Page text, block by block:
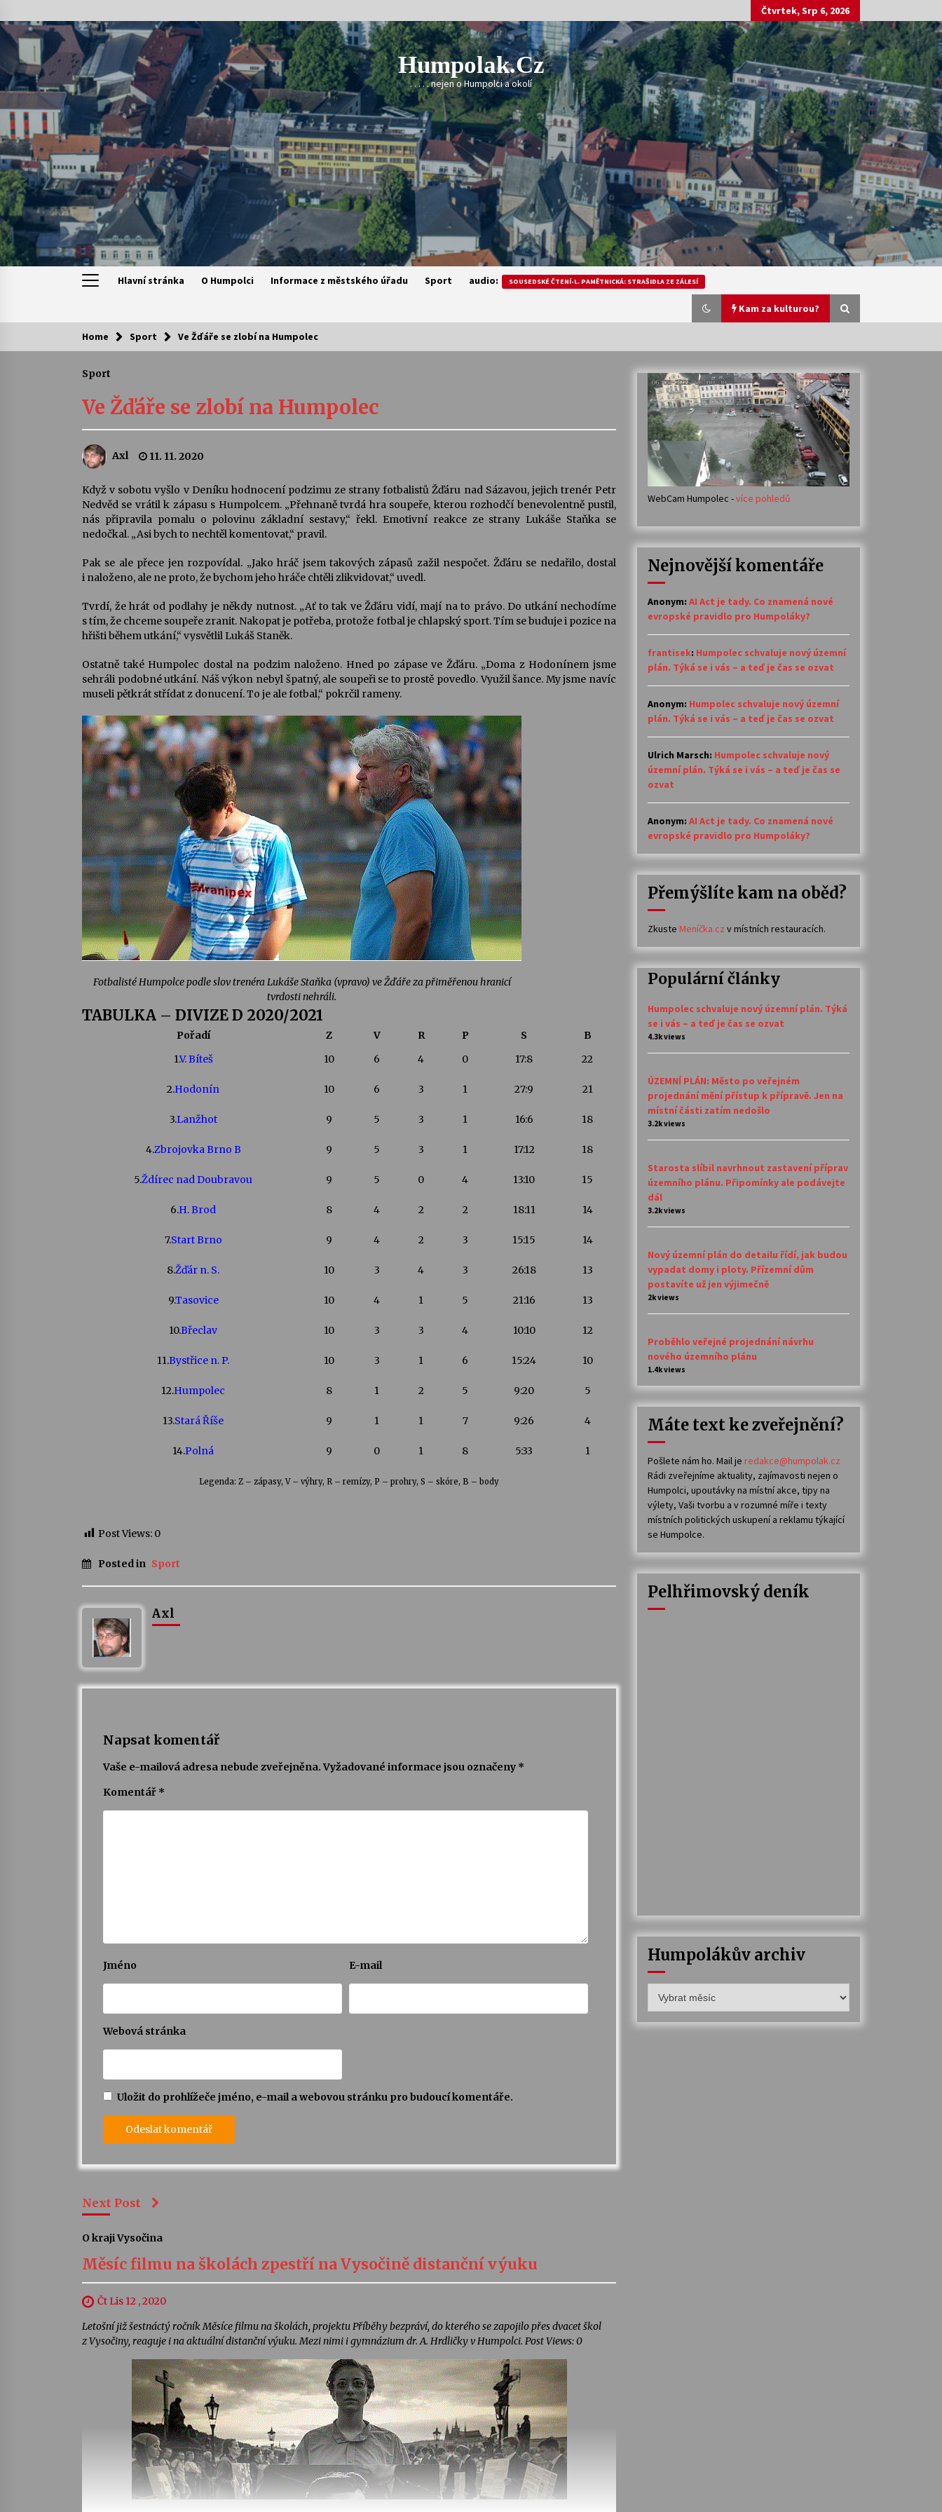
to
content
Čtvrtek, Srp 6, 2026
Humpolak.cz
. . . . . nejen o Humpolci a okolí
Hlavní stránka O Humpolci Informace z městského úřadu Sport audio: SOUSEDSKÉ ČTENÍ-L. PAMĚTNICKÁ: STRAŠIDLA ZE ZÁLESÍ
Kam za kulturou?
Kam za kulturou?
Camerata a Sukuba Ensemble
4. 8. 2026
Veselí muzikanti
30. 7. 2026
Pozvánka na integrační festival
Quijotova šedesátka: 28. 7.–1. 8.
28. 7. 2026
Votavžatský ploty
23. 7. 2026
Letní koncerty ve Stromovce: Rufus
Miller
Vysočinka
14. 7. 2026
Za kulturou kousek za Humpolec. V
13. 7. 2026 3. 7. 2026
30. 6. 2026
Home Sport Ve Žďáře se zlobí na Humpolec
Sport
Ve Žďáře se zlobí na Humpolec
Axl 11. 11. 2020
Když v sobotu vyšlo v Deníku hodnocení podzimu ze strany fotbalistů Žďáru nad Sázavou, jejich trenér Petr
Nedvěd se vrátil k zápasu s Humpolcem. „Přehnaně tvrdá hra soupeře, kterou rozhodčí benevolentně pustil,
nás připravila pomalu o polovinu základní sestavy,“ řekl. Emotivní reakce ze strany Lukáše Staňka se
nedočkal. „Asi bych to nechtěl komentovat,“ pravil.
Pak se ale přece jen rozpovídal. „Jako hráč jsem takových zápasů zažil nespočet. Žďáru se nedařilo, dostal
i naloženo, ale ne proto, že bychom jeho hráče chtěli zlikvidovat,“ uvedl.
Tvrdí, že hrát od podlahy je někdy nutnost. „Ať to tak ve Žďáru vidí, mají na to právo. Do utkání nechodíme
s tím, že chceme soupeře zranit. Nakopat je potřeba, protože fotbal je chlapský sport. Tím se buduje i pozice na
hřišti během utkání,“ vysvětlil Lukáš Staněk.
Ostatně také Humpolec dostal na podzim naloženo. Hned po zápase ve Žďáru. „Doma z Hodonínem jsme
sehráli podobné utkání. Náš výkon nebyl špatný, ale soupeři se to prostě povedlo. Využil šance. My jsme navíc
museli pětkrát střídat z donucení. To je ale fotbal,“ pokrčil rameny.
Fotbalisté Humpolce podle slov trenéra Lukáše Staňka (vpravo) ve Žďáře za přiměřenou hranicí
tvrdosti nehráli.
TABULKA – DIVIZE D 2020/2021
Pořadí Z V R P S
B
1.V. Bíteš 10 6 4 0 17:8 22
2.Hodonín 10 6 3 1 27:9 21
3.Lanžhot 9 5 3 1 16:6 18
4.Zbrojovka Brno B 9 5 3 1 17:12 18
5.Ždírec nad Doubravou 9 5 0 4 13:10 15
6.H. Brod 8 4 2 2 18:11 14
7.Start Brno 9 4 2 3 15:15 14
8.Žďár n. S. 10 3 4 3 26:18 13
9.Tasovice 10 4 1 5 21:16 13
10.Břeclav 10 3 3 4 10:10 12
11.Bystřice n. P. 10 3 1 6 15:24 10
12.Humpolec 8 1 2 5 9:20 5
13.Stará Říše 9 1 1 7 9:26 4
14.Polná 9 0 1 8 5:33 1
Legenda: Z – zápasy, V – výhry, R – remízy, P – prohry, S – skóre, B – body
Post Views: 0
Posted in Sport
Axl
Napsat komentář
Vaše e-mailová adresa nebude zveřejněna. Vyžadované informace jsou označeny *
Komentář *
Jméno E-mail
Webová stránka
Uložit do prohlížeče jméno, e-mail a webovou stránku pro budoucí komentáře.
Next Post
O kraji Vysočina
Měsíc filmu na školách zpestří na Vysočině distanční výuku
Čt Lis 12 , 2020
Letošní již šestnáctý ročník Měsíce filmu na školách, projektu Příběhy bezpráví, do kterého se zapojilo přes dvacet škol
z Vysočiny, reaguje i na aktuální distanční výuku. Mezi nimi i gymnázium dr. A. Hrdličky v Humpolci. Post Views: 0
WebCam Humpolec -více pohledů
Nejnovější komentáře
Anonym: AI Act je tady. Co znamená nové
evropské pravidlo pro Humpoláky?
frantisek: Humpolec schvaluje nový územní
plán. Týká se i vás – a teď je čas se ozvat
Anonym: Humpolec schvaluje nový územní
plán. Týká se i vás – a teď je čas se ozvat
Ulrich Marsch: Humpolec schvaluje nový
územní plán. Týká se i vás – a teď je čas se
ozvat
Anonym: AI Act je tady. Co znamená nové
evropské pravidlo pro Humpoláky?
Přemýšlíte kam na oběd?
Zkuste Meníčka.cz v místních restauracích.
Populární články
Humpolec schvaluje nový územní plán. Týká
se i vás – a teď je čas se ozvat
4.3k views
ÚZEMNÍ PLÁN: Město po veřejném
projednání mění přístup k přípravě. Jen na
místní části zatím nedošlo
3.2k views
Starosta slíbil navrhnout zastavení příprav
územního plánu. Připomínky ale podávejte
dál
3.2k views
Nový územní plán do detailu řídí, jak budou
vypadat domy i ploty. Přízemní dům
postavíte už jen výjimečně
2k views
Proběhlo veřejné projednání návrhu
nového územního plánu
1.4k views
Máte text ke zveřejnění?
Pošlete nám ho. Mail je redakce@humpolak.cz
Rádi zveřejníme aktuality, zajímavosti nejen o
Humpolci, upoutávky na místní akce, tipy na
výlety, Vaši tvorbu a v rozumné míře i texty
místních politických uskupení a reklamu týkající
se Humpolce.
Pelhřimovský deník
Humpolákův archiv
archiv